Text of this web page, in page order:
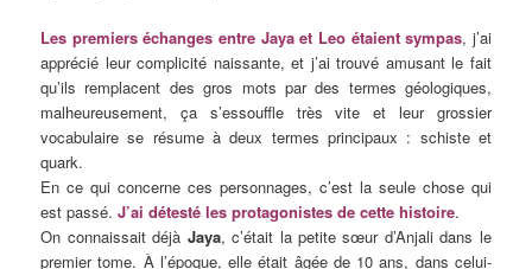
Les premiers échanges entre Jaya et Leo étaient sympas, j’ai
apprécié leur complicité naissante, et j’ai trouvé amusant le fait
qu’ils remplacent des gros mots par des termes géologiques,
malheureusement, ça s’essouffle très vite et leur grossier
vocabulaire se résume à deux termes principaux : schiste et
quark.
En ce qui concerne ces personnages, c’est la seule chose qui
est passé.J’ai détesté les protagonistes de cette histoire.
On connaissait déjà Jaya, c’était la petite sœur d’Anjali dans le
premier tome. À l’époque, elle était âgée de 10 ans, dans celui-